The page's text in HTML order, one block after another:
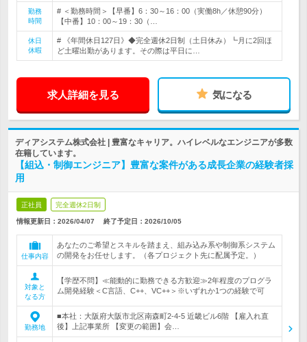
勤務
時間
# ＜勤務時間＞【早番】6：30～16：00（実働8h／休憩90分）
【中番】10：00～19：30（…
休日
休暇
# 《年間休日127日》◆完全週休2日制（土日休み）┗月に2回ほ
ど土曜出勤があります。その際は平日に…
求人詳細を見る 気になる
ディアシステム株式会社 | 豊富なキャリア。ハイレベルなエンジニアが多数
在籍しています。
【組込・制御エンジニア】豊富な案件がある成長企業の経験者採
用
正社員 完全週休2日制
情報更新日：2026/04/07 終了予定日： 2026/10/05
仕事内容
あなたのご希望とスキルを踏まえ、組み込み系や制御系システム
の開発をお任せします。（各プロジェクト先に配属予定。）
対象と
なる方
【学歴不問】≪能動的に勤務できる方歓迎≫2年程度のプログラ
ム開発経験＜C言語、C++、VC++＞※いずれか1つの経験で可
勤務地
■本社：大阪府大阪市北区南森町2-4-5 近畿ビル6階 【雇入れ直
後】上記事業所 【変更の範囲】会…